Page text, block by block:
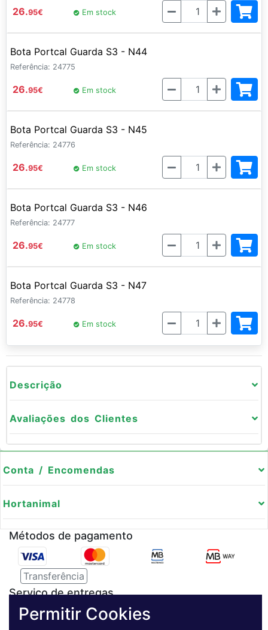
26.95€ Em stock Quantidade
Bota Portcal Guarda S3 - N44
Referência: 24775
26.95€ Em stock Quantidade
Bota Portcal Guarda S3 - N45
Referência: 24776
26.95€ Em stock Quantidade
Bota Portcal Guarda S3 - N46
Referência: 24777
26.95€ Em stock Quantidade
Bota Portcal Guarda S3 - N47
Referência: 24778
26.95€ Em stock Quantidade
Descrição
Avaliações dos Clientes
Conta / Encomendas
Hortanimal
Métodos de pagamento
Transferência
Serviço de entregas
Permitir Cookies